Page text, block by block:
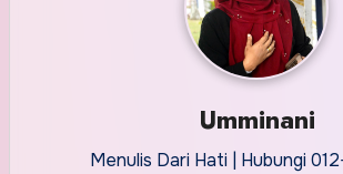
Umminani
Menulis Dari Hati | Hubungi